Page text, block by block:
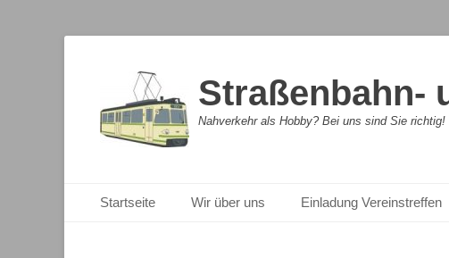
Straßenbahn-
Nahverkehr als Hobby? Bei uns sind Sie richtig!
Primäres Menü
Inhalt
Startseite Wir über uns Einladung Vereinstreffen